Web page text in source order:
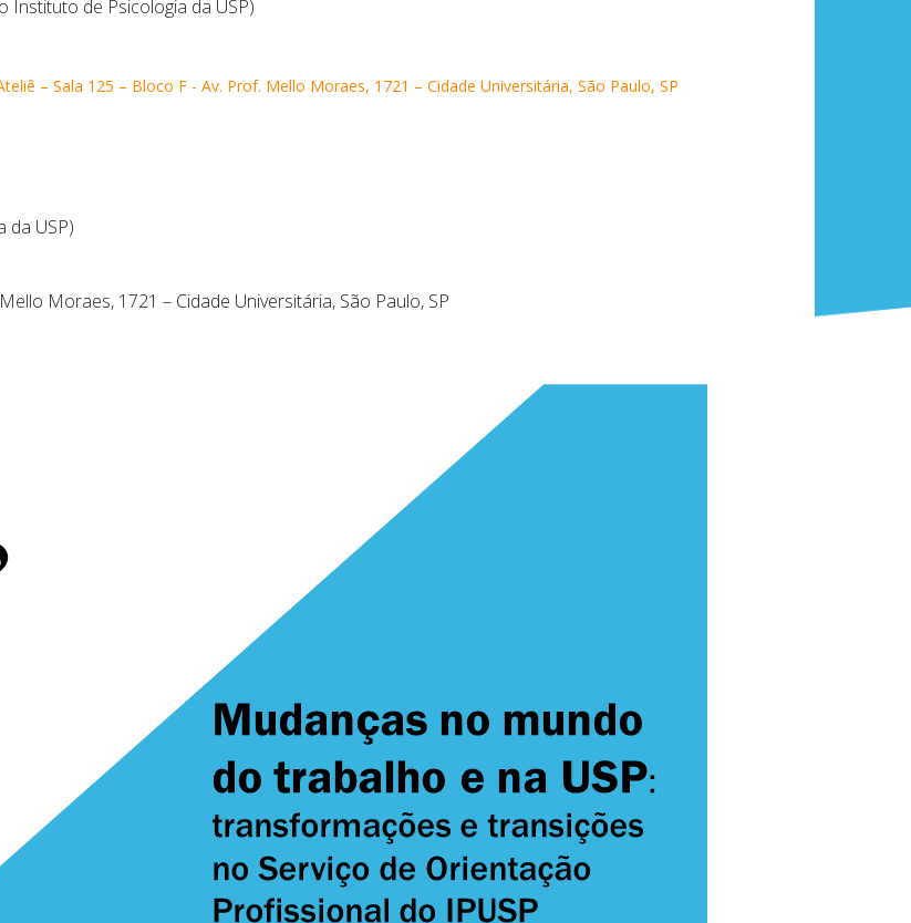
Instituto de Psicologia da USP)
– Sala 125 – Bloco F - Av. Prof. Mello Moraes, 1721 – Cidade Universitária, São Paulo, SP
da USP)
Moraes, 1721 – Cidade Universitária, São Paulo, SP